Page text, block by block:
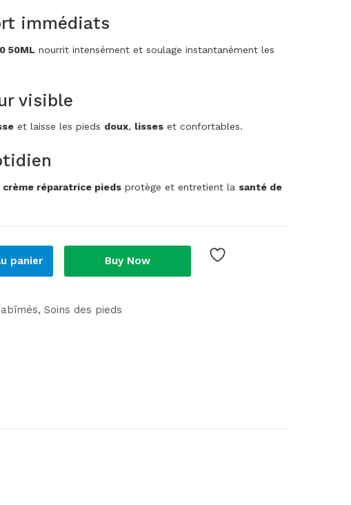
immédiats
50ML nourrit intensément et soulage instantanément les
visible
et laisse les pieds doux, lisses et confortables.
crème réparatrice pieds protège et entretient la santé de
panier Buy Now
Soins des pieds